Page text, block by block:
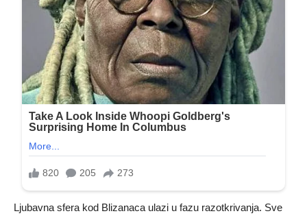
Ljubavna sfera kod Blizanaca ulazi u fazu razotkrivanja. Sve